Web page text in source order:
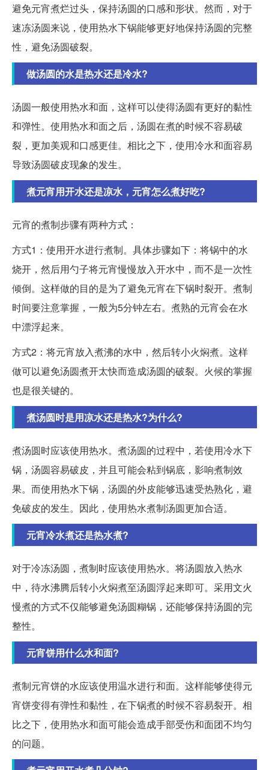
避免元宵煮烂过头，保持汤圆的口感和形状。然而，对于
速冻汤圆来说，使用热水下锅能够更好地保持汤圆的完整
性，避免汤圆破裂。
做汤圆的水是热水还是冷水?
汤圆一般使用热水和面，这样可以使得汤圆有更好的黏性
和弹性。使用热水和面之后，汤圆在煮的时候不容易破
裂，更加美观和口感更佳。相比之下，使用冷水和面容易
导致汤圆破皮现象的发生。
煮元宵用开水还是凉水，元宵怎么煮好吃?
元宵的煮制步骤有两种方式：
方式1：使用开水进行煮制。具体步骤如下：将锅中的水
烧开，然后用勺子将元宵慢慢放入开水中，而不是一次性
倾倒。这样做的目的是为了避免元宵在下锅时裂开。煮制
时间要注意掌握，一般为5分钟左右。煮熟的元宵会在水
中漂浮起来。
方式2：将元宵放入煮沸的水中，然后转小火焖煮。这样
做可以避免汤圆煮开太快而造成汤圆的破裂。火候的掌握
也是很关键的。
煮汤圆时是用凉水还是热水?为什么?
煮汤圆时应该使用热水。煮汤圆的过程中，若使用冷水下
锅，汤圆容易破皮，并且可能会粘到锅底，影响煮制效
果。而使用热水下锅，汤圆的外皮能够迅速受热熟化，避
免破皮的发生。因此，使用热水煮制汤圆更加合适。
元宵冷水煮还是热水煮?
对于冷冻汤圆，煮制时应该使用热水。将汤圆放入热水
中，待水沸腾后转小火焖煮至汤圆浮起来即可。采用文火
慢煮的方式不仅能够避免汤圆糊锅，还能够保持汤圆的完
整性。
元宵饼用什么水和面?
煮制元宵饼的水应该使用温水进行和面。这样能够使得元
宵饼变得有弹性和黏性，在下锅煮的时候不容易裂开。相
比之下，使用热水和面可能会造成手部受伤和面团不均匀
的问题。